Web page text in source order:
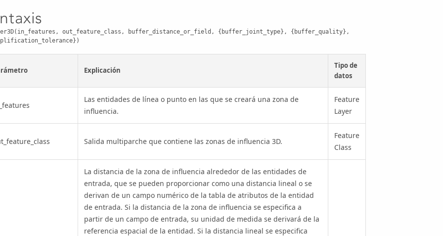
out_feature_class, buffer_distance_or_field, {buffer_joint_type}, {buffer_quality},
Explicación
Tipo de
datos
Las entidades de línea o punto en las que se creará una zona de
influencia.
Feature
Layer
Salida multiparche que contiene las zonas de influencia 3D.
Feature
Class
La distancia de la zona de influencia alrededor de las entidades de
entrada, que se pueden proporcionar como una distancia lineal o se
derivan de un campo numérico de la tabla de atributos de la entidad
de entrada. Si la distancia de la zona de influencia se especifica a
partir de un campo de entrada, su unidad de medida se derivará de la
referencia espacial de la entidad. Si la distancia lineal se especifica